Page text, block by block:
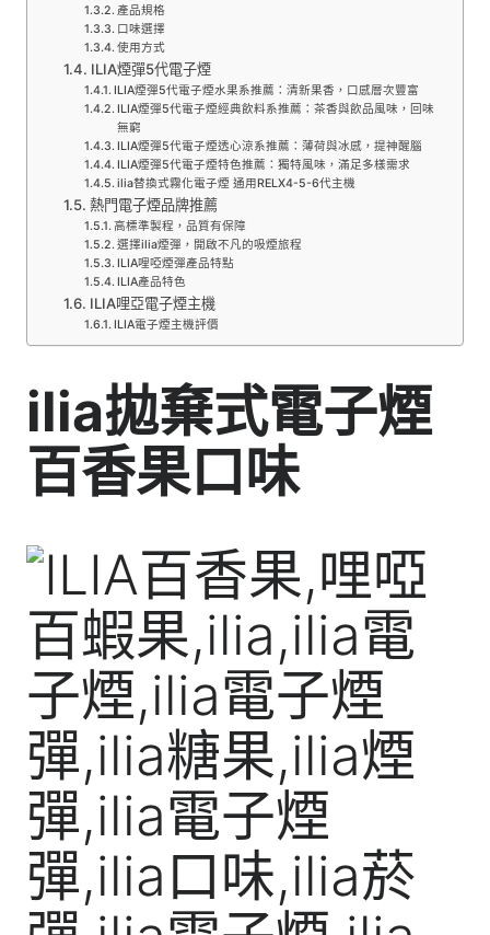
產品規格
口味選擇
使用方式
ILIA煙彈5代電子煙
ILIA煙彈5代電子煙水果系推薦：清新果香，口感層次豐富
ILIA煙彈5代電子煙經典飲料系推薦：茶香與飲品風味，回味
無窮
ILIA煙彈5代電子煙透心涼系推薦：薄荷與冰感，提神醒腦
ILIA煙彈5代電子煙特色推薦：獨特風味，滿足多樣需求
ilia替換式霧化電子煙 通用RELX4-5-6代主機
熱門電子煙品牌推薦
高標準製程，品質有保障
選擇ilia煙彈，開啟不凡的吸煙旅程
ILIA哩啞煙彈產品特點
ILIA產品特色
ILIA哩亞電子煙主機
ILIA電子煙主機評價
ilia拋棄式電子煙
百香果口味